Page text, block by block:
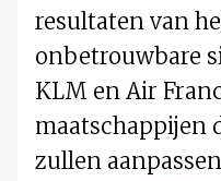
resultaten van
onbetrouwbare
KLM en Air
maatschappijen
zullen